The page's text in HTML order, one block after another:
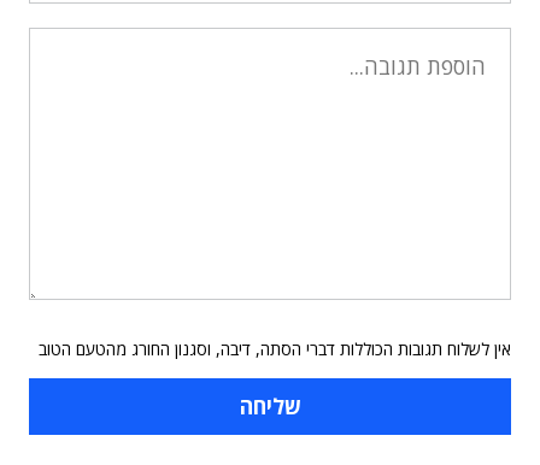
אין לשלוח תגובות הכוללות דברי הסתה, דיבה, וסגנון החורג מהטעם הטוב